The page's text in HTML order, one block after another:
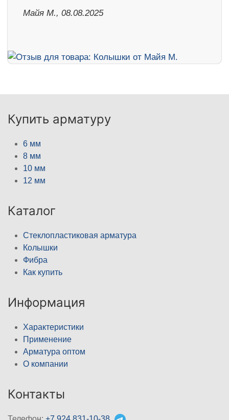
Майя М., 08.08.2025
Купить арматуру
6 мм
8 мм
10 мм
12 мм
Каталог
Стеклопластиковая арматура
Колышки
Фибра
Как купить
Информация
Характеристики
Применение
Арматура оптом
О компании
Контакты